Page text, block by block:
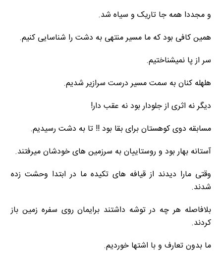
و مجددا همه جا تاریک و سیاه شد.
همین کافی بود که ما مسیر منتهی به دشت را شناسایی کنیم.
سر از پا نمیشناختیم.
هلهله کنان به سمت مسیر درست سرازیر شدیم.
دیگر نه اثری از جلودار بود نه عقب دار!
مسابقه دوی کوهستان برای بقا بود !! تا به دشت رسیدیم.
آستانه بهار بود و روستاییان به سرزمین های خودشان میرفتند.
وقتی مارا دیدند از قیافه های تکیده ما در ابتدا وحشت زده
شدند.
بلافاصله هر چه در توشه داشتند برایمان روی سفره زمین باز
کردند.
ما بدون تعارف و با اشتها خوردیم.